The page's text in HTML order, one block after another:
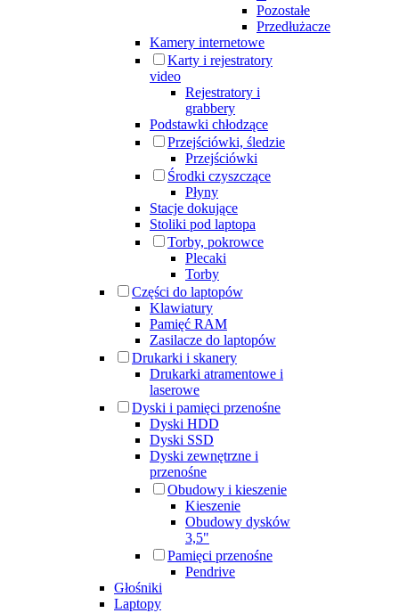
Pozostałe
Przedłużacze
Kamery internetowe
Karty i rejestratory
video
Rejestratory i
grabbery
Podstawki chłodzące
Przejściówki, śledzie
Przejściówki
Środki czyszczące
Płyny
Stacje dokujące
Stoliki pod laptopa
Torby, pokrowce
Plecaki
Torby
Części do laptopów
Klawiatury
Pamięć RAM
Zasilacze do laptopów
Drukarki i skanery
Drukarki atramentowe i
laserowe
Dyski i pamięci przenośne
Dyski HDD
Dyski SSD
Dyski zewnętrzne i
przenośne
Obudowy i kieszenie
Kieszenie
Obudowy dysków
3,5"
Pamięci przenośne
Pendrive
Głośniki
Laptopy